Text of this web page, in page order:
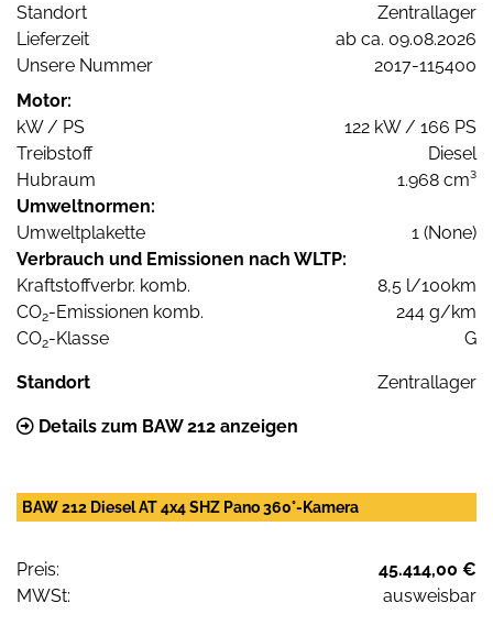
Standort
Zentrallager
Lieferzeit
ab ca. 09.08.2026
Unsere Nummer
2017-115400
Motor:
kW / PS
122 kW / 166 PS
Treibstoff
Diesel
Hubraum
1.968 cm³
Umweltnormen:
Umweltplakette
1 (None)
Verbrauch und Emissionen nach WLTP:
Kraftstoffverbr. komb.
8,5 l/100km
CO2-Emissionen komb.
244 g/km
CO2-Klasse G
Standort Zentrallager
Details zum BAW 212 anzeigen
BAW 212 Diesel AT 4x4 SHZ Pano 360°-Kamera
Preis:
45.414,00 €
MWSt:
ausweisbar